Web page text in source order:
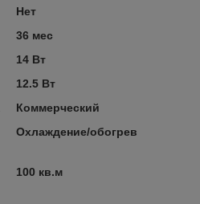
Нет
36 мес
14 Вт
12.5 Вт
Коммерческий
Охлаждение/обогрев
100 кв.м